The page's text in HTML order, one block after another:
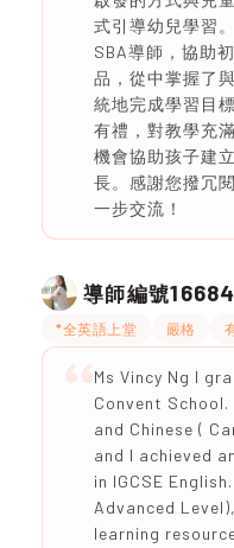
式引導幼兒學習
SBA導師，協助
品，從中掌握了
統地完成學習目
有禮，對教學充
機會協助孩子建
長。感謝您撥冗
一步交流！
導師編號
*全英語上堂 嚴格
Ms Vincy Ng I
Convent School.
and Chinese (
and I achieved
in IGCSE
Advanced
learning